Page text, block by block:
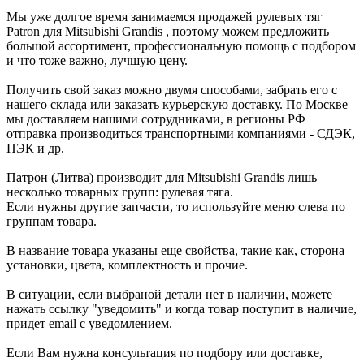
Мы уже долгое время занимаемся продажей рулевых тяг
Patron для Mitsubishi Grandis , поэтому можем предложить
большой ассортимент, профессиональную помощь с подбором
и что тоже важно, лучшую цену.
Получить свой заказ можно двумя способами, забрать его с
нашего склада или заказать курьерскую доставку. По Москве
мы доставляем нашими сотрудниками, в регионы РФ
отправка производиться транспортными компаниями - СДЭК,
ПЭК и др.
Патрон (Литва) производит для Mitsubishi Grandis лишь
несколько товарных групп: рулевая тяга.
Если нужны другие запчасти, то используйте меню слева по
группам товара.
В название товара указаны еще свойства, такие как, сторона
установки, цвета, комплектность и прочие.
В ситуации, если выбраной детали нет в наличии, можете
нажать ссылку "уведомить" и когда товар поступит в наличие,
придет email с уведомлением.
Если Вам нужна консультация по подбору или доставке,